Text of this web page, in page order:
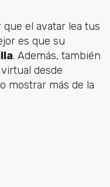
el avatar lea tus
es que su
. Además, también
desde
mostrar más de la